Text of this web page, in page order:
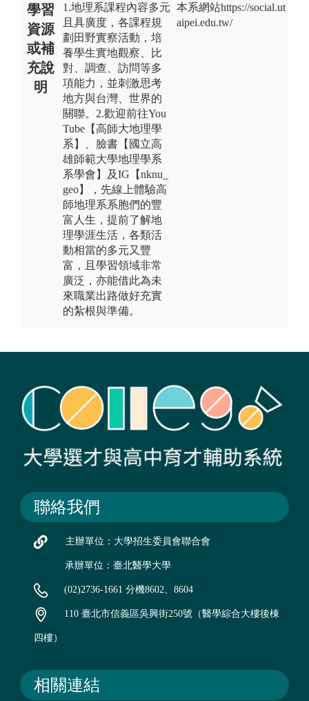
學習
資源
或補
充說
明
1.地理系課程內容多元
且具廣度，各課程規
劃田野實察活動，培
養學生實地觀察、比
對、調查、訪問等多
項能力，並刺激思考
地方與台灣、世界的
關聯。2.歡迎前往You
Tube【高師大地理學
系】、臉書【國立高
雄師範大學地理學系
系學會】及IG【nknu_
geo】，先線上體驗高
師地理系系胞們的豐
富人生，提前了解地
理學涯生活，各類活
動相當的多元又豐
富，且學習領域非常
廣泛，亦能借此為未
來職業出路做好充實
的紮根與準備。
本系網站https://social.ut
aipei.edu.tw/
聯絡我們
主辦單位：大學招生委員會聯合會
承辦單位：臺北醫學大學
(02)2736-1661 分機8602、8604
110 臺北市信義區吳興街250號（醫學綜合大樓後棟
四樓）
相關連結